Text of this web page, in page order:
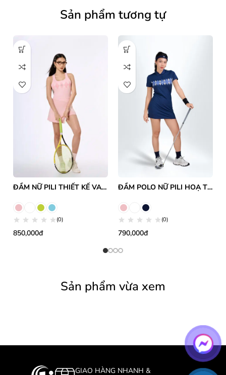
Sản phẩm tương tự
ĐẦM NỮ PILI THIẾT KẾ VAI MẢNH XẺ TÀ
(0)
850,000đ
ĐẦM POLO NỮ PILI HOẠ TIẾT IN QUẢ TRÁM
(0)
790,000đ
Sản phẩm vừa xem
GIAO HÀNG NHANH &